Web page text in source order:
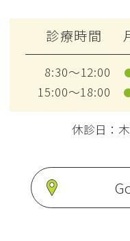
診療時間
8:30～12:00
15:00～18:00
休診日：